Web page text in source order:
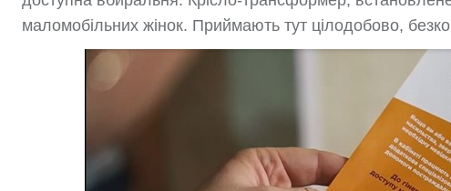
маломобільних жінок. Приймають тут цілодобово,